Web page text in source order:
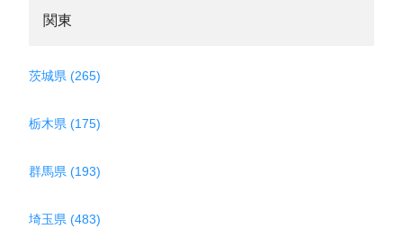
関東
茨城県 (265)
栃木県 (175)
群馬県 (193)
埼玉県 (483)